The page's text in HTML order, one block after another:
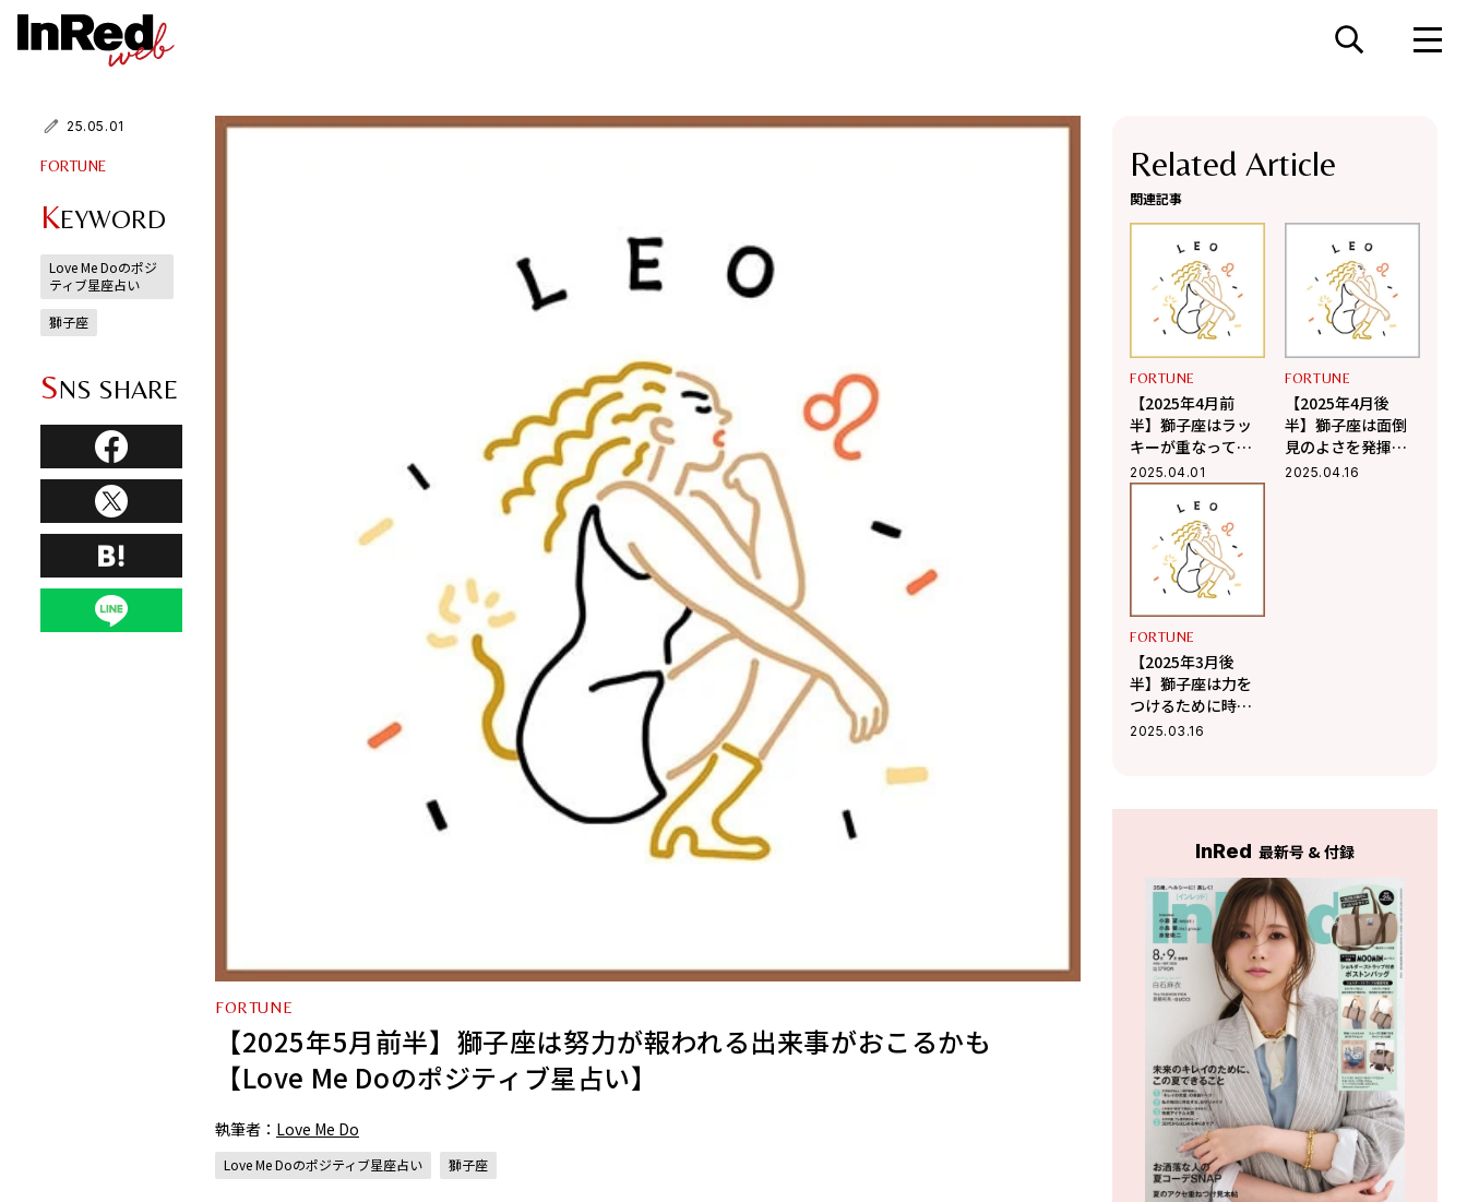
FORTUNE
【2025年5月前半】獅子座は努力が報われる出来事がおこるかも
【Love Me Doのポジティブ星占い】
執筆者： Love Me Do
Love Me Doのポジティブ星座占い 獅子座
25.05.01
FORTUNE
KEYWORD
Love Me Doのポジ
ティブ星座占い
獅子座
SNS SHARE
Related Article
関連記事
FORTUNE
【2025年4月前
半】獅子座はラッ
キーが重なって運
のよさを実感でき
る【Love Me Doの
ポジティブ星占
い】
2025.04.01
FORTUNE
【2025年4月後
半】獅子座は面倒
見のよさを発揮す
ると信頼を得られ
2025.04.16
FORTUNE
【2025年3月後
半】獅子座は力を
つけるために時間
を使うと運気上昇
2025.03.16
InRed 最新号 & 付録